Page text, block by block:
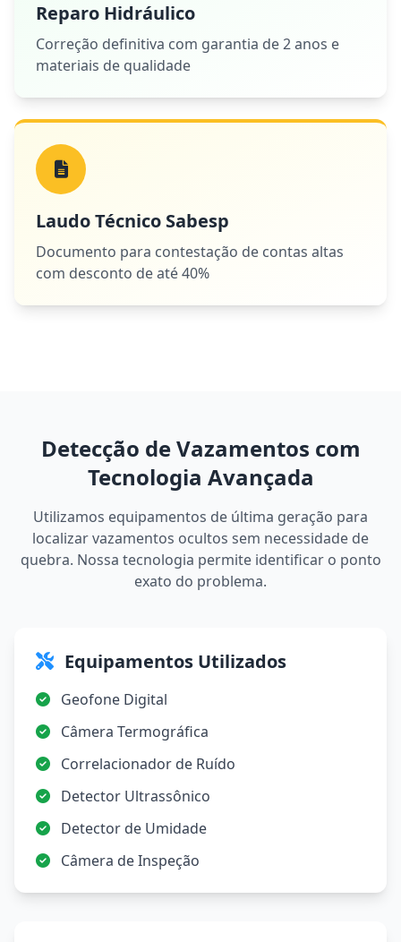
Reparo Hidráulico
Correção definitiva com garantia de 2 anos e
materiais de qualidade
Laudo Técnico Sabesp
Documento para contestação de contas altas
com desconto de até 40%
Detecção de Vazamentos com
Tecnologia Avançada
Utilizamos equipamentos de última geração para
localizar vazamentos ocultos sem necessidade de
quebra. Nossa tecnologia permite identificar o ponto
exato do problema.
Equipamentos Utilizados
Geofone Digital
Câmera Termográfica
Correlacionador de Ruído
Detector Ultrassônico
Detector de Umidade
Câmera de Inspeção